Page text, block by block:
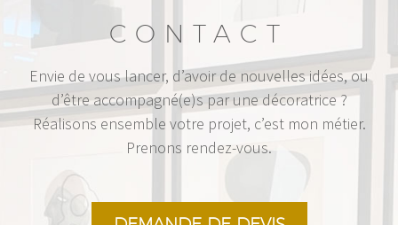
CONTACT
Envie de vous lancer, d’avoir de nouvelles idées, ou
d’être accompagné(e)s par une décoratrice ?
Réalisons ensemble votre projet, c’est mon métier.
Prenons rendez-vous.